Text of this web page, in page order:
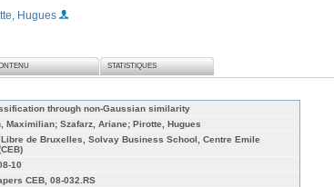
Hugues
STATISTIQUES
through non-Gaussian similarity
Maximilian; Szafarz, Ariane; Pirotte, Hugues
de Bruxelles, Solvay Business School, Centre Emile
10
CEB, 08-032.RS